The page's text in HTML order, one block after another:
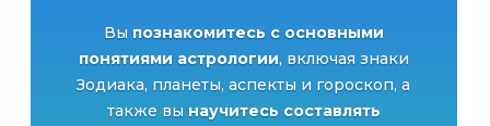
Вы познакомитесь с основными
понятиями астрологии, включая знаки
Зодиака, планеты, аспекты и гороскоп, а
также вы научитесь составлять